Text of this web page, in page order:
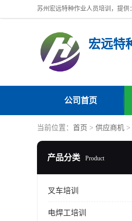
公司首页
当前位置： 首页 > 供应商机 >
产品分类 Product
叉车培训
电焊工培训